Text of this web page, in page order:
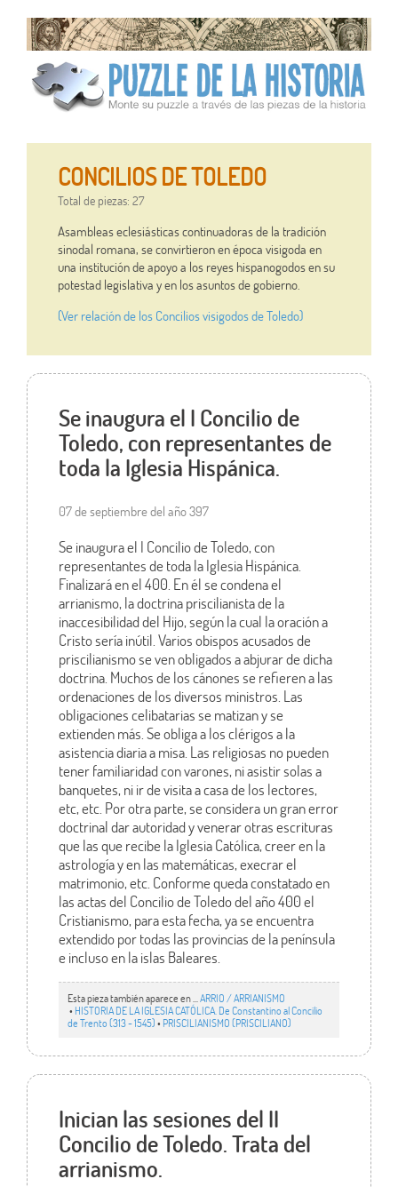
CONCILIOS DE TOLEDO
Total de piezas: 27
Asambleas eclesiásticas continuadoras de la tradición
sinodal romana, se convirtieron en época visigoda en
una institución de apoyo a los reyes hispanogodos en su
potestad legislativa y en los asuntos de gobierno.
(Ver relación de los Concilios visigodos de Toledo)
Se inaugura el I Concilio de
Toledo, con representantes de
toda la Iglesia Hispánica.
07 de septiembre del año 397
Se inaugura el I Concilio de Toledo, con
representantes de toda la Iglesia Hispánica.
Finalizará en el 400. En él se condena el
arrianismo, la doctrina priscilianista de la
inaccesibilidad del Hijo, según la cual la oración a
Cristo sería inútil. Varios obispos acusados de
priscilianismo se ven obligados a abjurar de dicha
doctrina. Muchos de los cánones se refieren a las
ordenaciones de los diversos ministros. Las
obligaciones celibatarias se matizan y se
extienden más. Se obliga a los clérigos a la
asistencia diaria a misa. Las religiosas no pueden
tener familiaridad con varones, ni asistir solas a
banquetes, ni ir de visita a casa de los lectores,
etc, etc. Por otra parte, se considera un gran error
doctrinal dar autoridad y venerar otras escrituras
que las que recibe la Iglesia Católica, creer en la
astrología y en las matemáticas, execrar el
matrimonio, etc. Conforme queda constatado en
las actas del Concilio de Toledo del año 400 el
Cristianismo, para esta fecha, ya se encuentra
extendido por todas las provincias de la península
e incluso en la islas Baleares.
Esta pieza también aparece en ... ARRIO / ARRIANISMO
• HISTORIA DE LA IGLESIA CATÓLICA. De Constantino al Concilio
de Trento (313 - 1545)• PRISCILIANISMO (PRISCILIANO)
Inician las sesiones del II
Concilio de Toledo. Trata del
arrianismo.